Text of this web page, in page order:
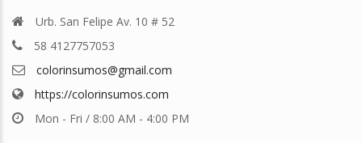
Urb. San Felipe Av. 10 # 52
58 4127757053
colorinsumos@gmail.com
https://colorinsumos.com
Mon - Fri / 8:00 AM - 4:00 PM